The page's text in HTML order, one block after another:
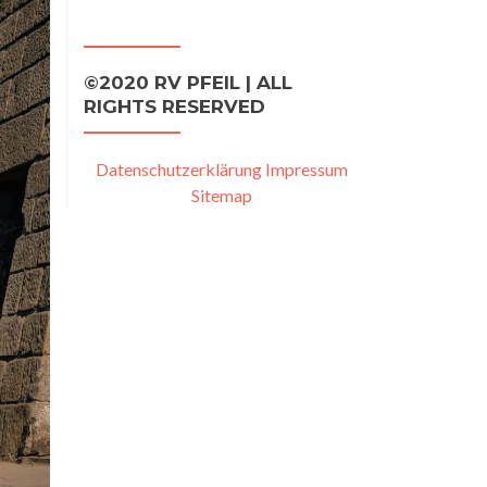
©2020 RV PFEIL | ALL
RIGHTS RESERVED
Datenschutzerklärung Impressum
Sitemap